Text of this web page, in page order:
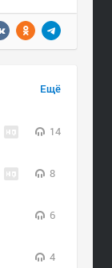
Ещё
14
8
6
4